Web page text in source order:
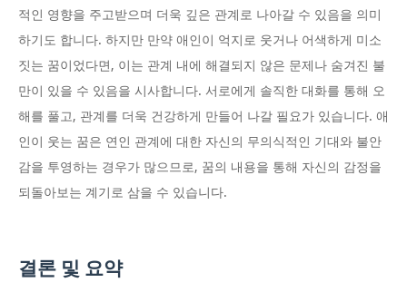
적인 영향을 주고받으며 더욱 깊은 관계로 나아갈 수 있음을 의미
하기도 합니다. 하지만 만약 애인이 억지로 웃거나 어색하게 미소
짓는 꿈이었다면, 이는 관계 내에 해결되지 않은 문제나 숨겨진 불
만이 있을 수 있음을 시사합니다. 서로에게 솔직한 대화를 통해 오
해를 풀고, 관계를 더욱 건강하게 만들어 나갈 필요가 있습니다. 애
인이 웃는 꿈은 연인 관계에 대한 자신의 무의식적인 기대와 불안
감을 투영하는 경우가 많으므로, 꿈의 내용을 통해 자신의 감정을
되돌아보는 계기로 삼을 수 있습니다.
결론 및 요약